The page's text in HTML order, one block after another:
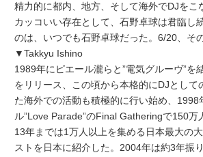
精力的に都内、地方、そして海外でDJを
カッコいい存在として、石野卓球は君臨し
のは、いつでも石野卓球だった。6/20、そ
▼Takkyu Ishino
1989年にピエール瀧らと”電気グルーヴ”を
をリリース、この頃から本格的にDJとし
た海外での活動も積極的に行い始め、
ル”Love Parade”のFinal Gatheringで150
13年までは1万人以上を集める日本最大の
ストを日本に紹介した。2004年は約3年振